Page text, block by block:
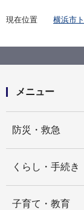
現在位置
横浜市
国民健
か。
メニュー
防災・救急
くらし・手続き
子育て・教育